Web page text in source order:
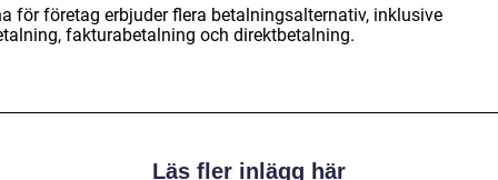
för företag erbjuder flera betalningsalternativ, inklusive
fakturabetalning och direktbetalning.
Läs fler inlägg här